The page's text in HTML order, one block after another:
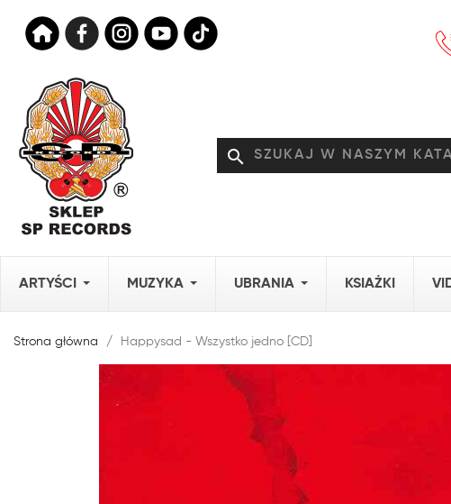
search
ARTYŚCI MUZYKA UBRANIA KSIAŻKI
Strona główna Happysad - Wszystko jedno [CD]